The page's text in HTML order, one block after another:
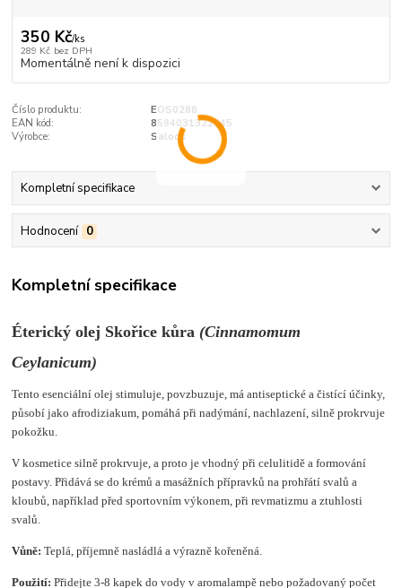
350 Kč/ks
289 Kč bez DPH
Momentálně není k dispozici
Číslo produktu:
EOS0288
EAN kód:
8594031322245
Výrobce:
Saloos
Kompletní specifikace
Hodnocení 0
Kompletní specifikace
Éterický olej Skořice kůra (Cinnamomum
Ceylanicum)
Tento esenciální olej stimuluje, povzbuzuje, má antiseptické a čistící účinky,
působí jako afrodiziakum, pomáhá při nadýmání, nachlazení, silně prokrvuje
pokožku.
V kosmetice silně prokrvuje, a proto je vhodný při celulitidě a formování
postavy. Přidává se do krémů a ma­sážních přípravků na prohřátí svalů a
kloubů, například před sportovním výkonem, při revmatizmu a ztuhlosti
svalů.
Vůně:Teplá, příjemně nasládlá a výrazně kořeněná.
Použití: Přidejte 3-8 kapek do vody v aromalampě nebo požadovaný počet